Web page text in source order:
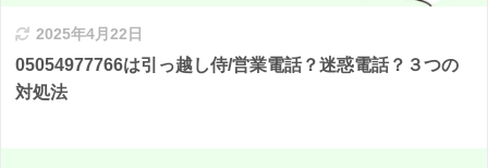
2025年4月22日
05054977766は引っ越し侍/営業電話？迷惑電話？３つの
対処法